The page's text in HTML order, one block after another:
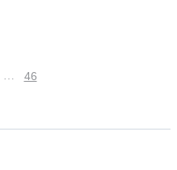
… 46